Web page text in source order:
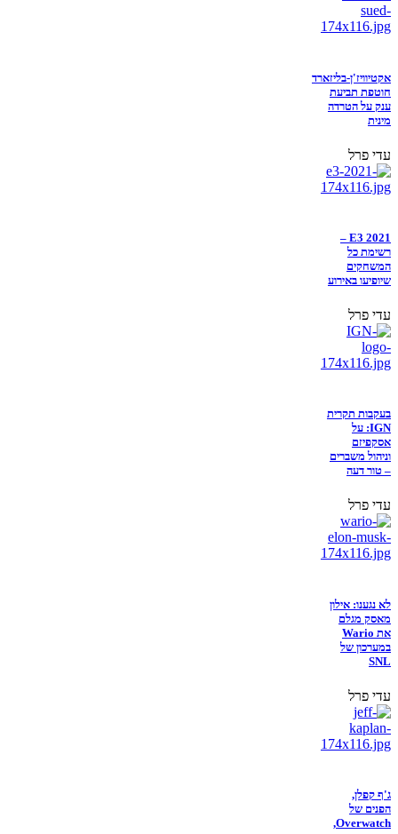
אקטיוויז'ן-בליזארד
חוטפת תביעת
ענק על הטרדה
מינית
עדי פרל
E3 2021 –
רשימת כל
המשחקים
שיופיעו באירוע
עדי פרל
בעקבות תקרית
IGN: על
אסקפיזם
וניהול משברים
– טור דעה
עדי פרל
לא נגענו: אילון
מאסק מגלם
את Wario
במערכון של
SNL
עדי פרל
ג'ף קפלן,
הפנים של
Overwatch,